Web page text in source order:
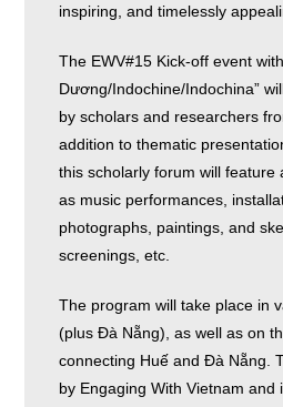
inspiring, and timelessly
The EWV#15 Kick-off event
Dương/Indochine/Indochina”
by scholars and researchers
addition to thematic
this scholarly forum will feature
as music performances,
photographs, paintings, and
screenings, etc.
The program will take place in
(plus Đà Nẵng), as well as on
connecting Huế and Đà Nẵng.
by Engaging With Vietnam and